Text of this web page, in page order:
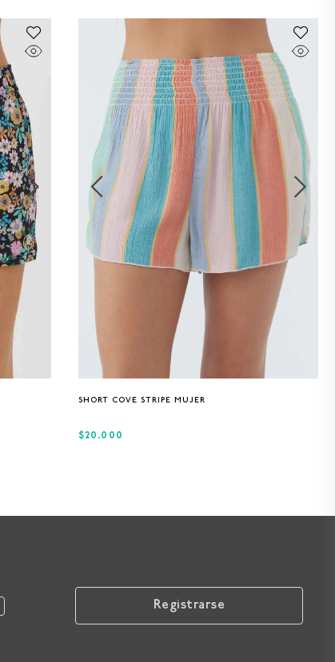
SHORT COVE STRIPE MUJER
$20.000
Registrarse